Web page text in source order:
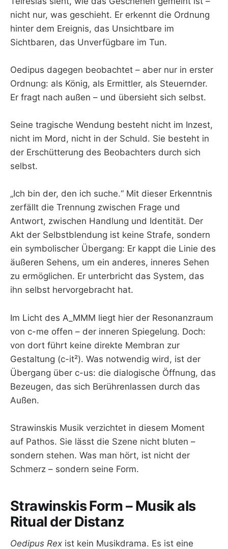
nicht nur, was geschieht. Er erkennt die Ordnung
hinter dem Ereignis, das Unsichtbare im
Sichtbaren, das Unverfügbare im Tun.
Oedipus dagegen beobachtet – aber nur in erster
Ordnung: als König, als Ermittler, als Steuernder.
Er fragt nach außen – und übersieht sich selbst.
Seine tragische Wendung besteht nicht im Inzest,
nicht im Mord, nicht in der Schuld. Sie besteht in
der Erschütterung des Beobachters durch sich
selbst.
„Ich bin der, den ich suche.“ Mit dieser Erkenntnis
zerfällt die Trennung zwischen Frage und
Antwort, zwischen Handlung und Identität. Der
Akt der Selbstblendung ist keine Strafe, sondern
ein symbolischer Übergang: Er kappt die Linie des
äußeren Sehens, um ein anderes, inneres Sehen
zu ermöglichen. Er unterbricht das System, das
ihn selbst hervorgebracht hat.
Im Licht des A_MMM liegt hier der Resonanzraum
von c-me offen – der inneren Spiegelung. Doch:
von dort führt keine direkte Membran zur
Gestaltung (c-it²). Was notwendig wird, ist der
Übergang über c-us: die dialogische Öffnung, das
Bezeugen, das sich Berührenlassen durch das
Außen.
Strawinskis Musik verzichtet in diesem Moment
auf Pathos. Sie lässt die Szene nicht bluten –
sondern stehen. Was man hört, ist nicht der
Schmerz – sondern seine Form.
Strawinskis Form – Musik als
Ritual der Distanz
Oedipus Rex ist kein Musikdrama. Es ist eine